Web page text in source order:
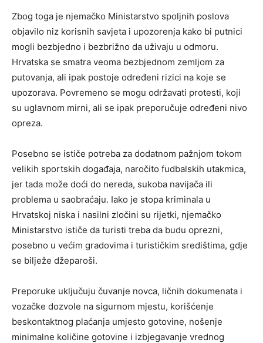
Zbog toga je njemačko Ministarstvo spoljnih poslova
objavilo niz korisnih savjeta i upozorenja kako bi putnici
mogli bezbjedno i bezbrižno da uživaju u odmoru.
Hrvatska se smatra veoma bezbjednom zemljom za
putovanja, ali ipak postoje određeni rizici na koje se
upozorava. Povremeno se mogu održavati protesti, koji
su uglavnom mirni, ali se ipak preporučuje određeni nivo
opreza.
Posebno se ističe potreba za dodatnom pažnjom tokom
velikih sportskih događaja, naročito fudbalskih utakmica,
jer tada može doći do nereda, sukoba navijača ili
problema u saobraćaju. Iako je stopa kriminala u
Hrvatskoj niska i nasilni zločini su rijetki, njemačko
Ministarstvo ističe da turisti treba da budu oprezni,
posebno u većim gradovima i turističkim središtima, gdje
se bilježe džeparoši.
Preporuke uključuju čuvanje novca, ličnih dokumenata i
vozačke dozvole na sigurnom mjestu, korišćenje
beskontaktnog plaćanja umjesto gotovine, nošenje
minimalne količine gotovine i izbjegavanje vrednog